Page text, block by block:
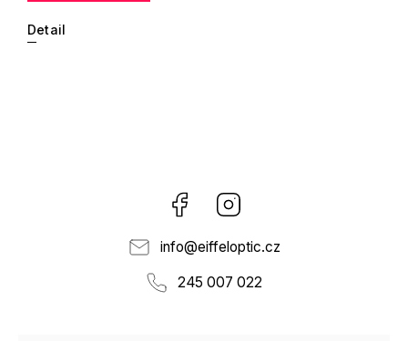
Detail
Facebook
info@eiffeloptic.cz
245 007 022